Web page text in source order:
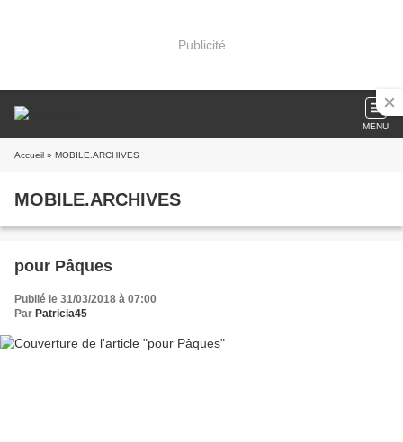
Publicité
MENU
Accueil » MOBILE.ARCHIVES
MOBILE.ARCHIVES
pour Pâques
Publié le 31/03/2018 à 07:00
Par Patricia45